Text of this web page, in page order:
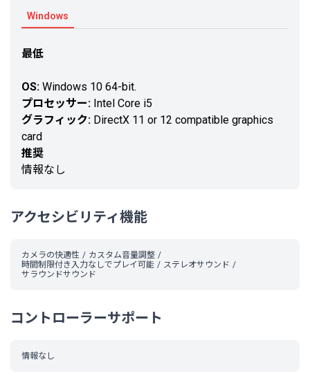
Windows
最低
OS: Windows 10 64-bit.
プロセッサー: Intel Core i5
グラフィック: DirectX 11 or 12 compatible graphics
card
推奨
情報なし
アクセシビリティ機能
カメラの快適性
カスタム音量調整
時間制限付き入力なしでプレイ可能
ステレオサウンド
サラウンドサウンド
コントローラーサポート
情報なし